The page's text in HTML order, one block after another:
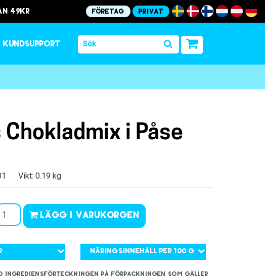
49kr Företag Privat
Kundsupport
Chokladmix i Påse
Vikt: 0.19 kg
Lägg i varukorgen
Näringsinnehåll per 100 g
ingrediensförteckningen på förpackningen som gäller